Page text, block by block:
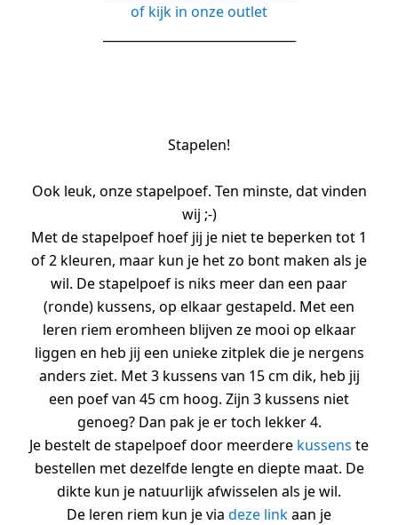
of kijk in onze outlet
Stapelen!
Ook leuk, onze stapelpoef. Ten minste, dat vinden
wij ;-)
Met de stapelpoef hoef jij je niet te beperken tot 1
of 2 kleuren, maar kun je het zo bont maken als je
wil. De stapelpoef is niks meer dan een paar
(ronde) kussens, op elkaar gestapeld. Met een
leren riem eromheen blijven ze mooi op elkaar
liggen en heb jij een unieke zitplek die je nergens
anders ziet. Met 3 kussens van 15 cm dik, heb jij
een poef van 45 cm hoog. Zijn 3 kussens niet
genoeg? Dan pak je er toch lekker 4.
Je bestelt de stapelpoef door meerdere kussens te
bestellen met dezelfde lengte en diepte maat. De
dikte kun je natuurlijk afwisselen als je wil.
De leren riem kun je via deze linkaan je